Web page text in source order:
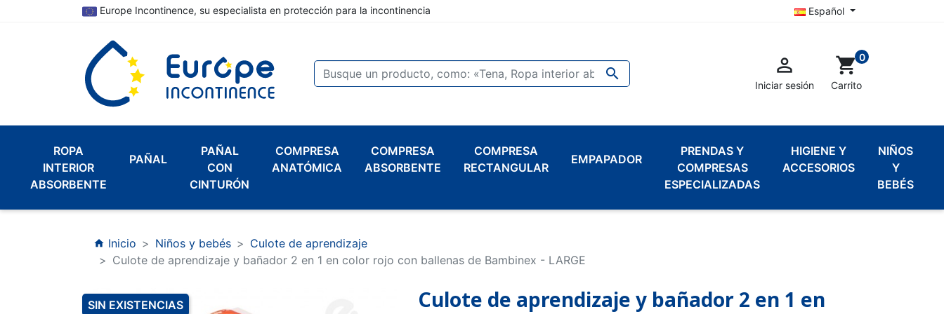
Europe Incontinence, su especialista en protección para la incontinencia Español
 
Iniciar sesión
shopping_cart0
Carrito
ROPA
INTERIOR
ABSORBENTE
PAÑAL
PAÑAL
CON
CINTURÓN
COMPRESA
ANATÓMICA
COMPRESA
ABSORBENTE
COMPRESA
RECTANGULAR
EMPAPADOR
PRENDAS Y
COMPRESAS
ESPECIALIZADAS
HIGIENE Y
ACCESORIOS
NIÑOS
Y
BEBÉS
home Inicio Niños y bebés
Culote de aprendizaje
Culote de aprendizaje y bañador 2 en 1 en color rojo con ballenas de Bambinex - LARGE
SIN EXISTENCIAS
Culote de aprendizaje y bañador 2 en 1 en